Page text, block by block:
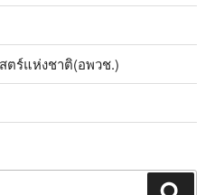
ร์แห่งชาติ(อพวช.)